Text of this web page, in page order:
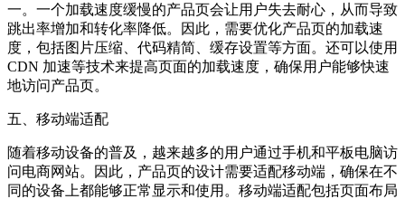
一。一个加载速度缓慢的产品页会让用户失去耐心，从而导致
跳出率增加和转化率降低。因此，需要优化产品页的加载速
度，包括图片压缩、代码精简、缓存设置等方面。还可以使用
CDN 加速等技术来提高页面的加载速度，确保用户能够快速
地访问产品页。
五、移动端适配
随着移动设备的普及，越来越多的用户通过手机和平板电脑访
问电商网站。因此，产品页的设计需要适配移动端，确保在不
同的设备上都能够正常显示和使用。移动端适配包括页面布局